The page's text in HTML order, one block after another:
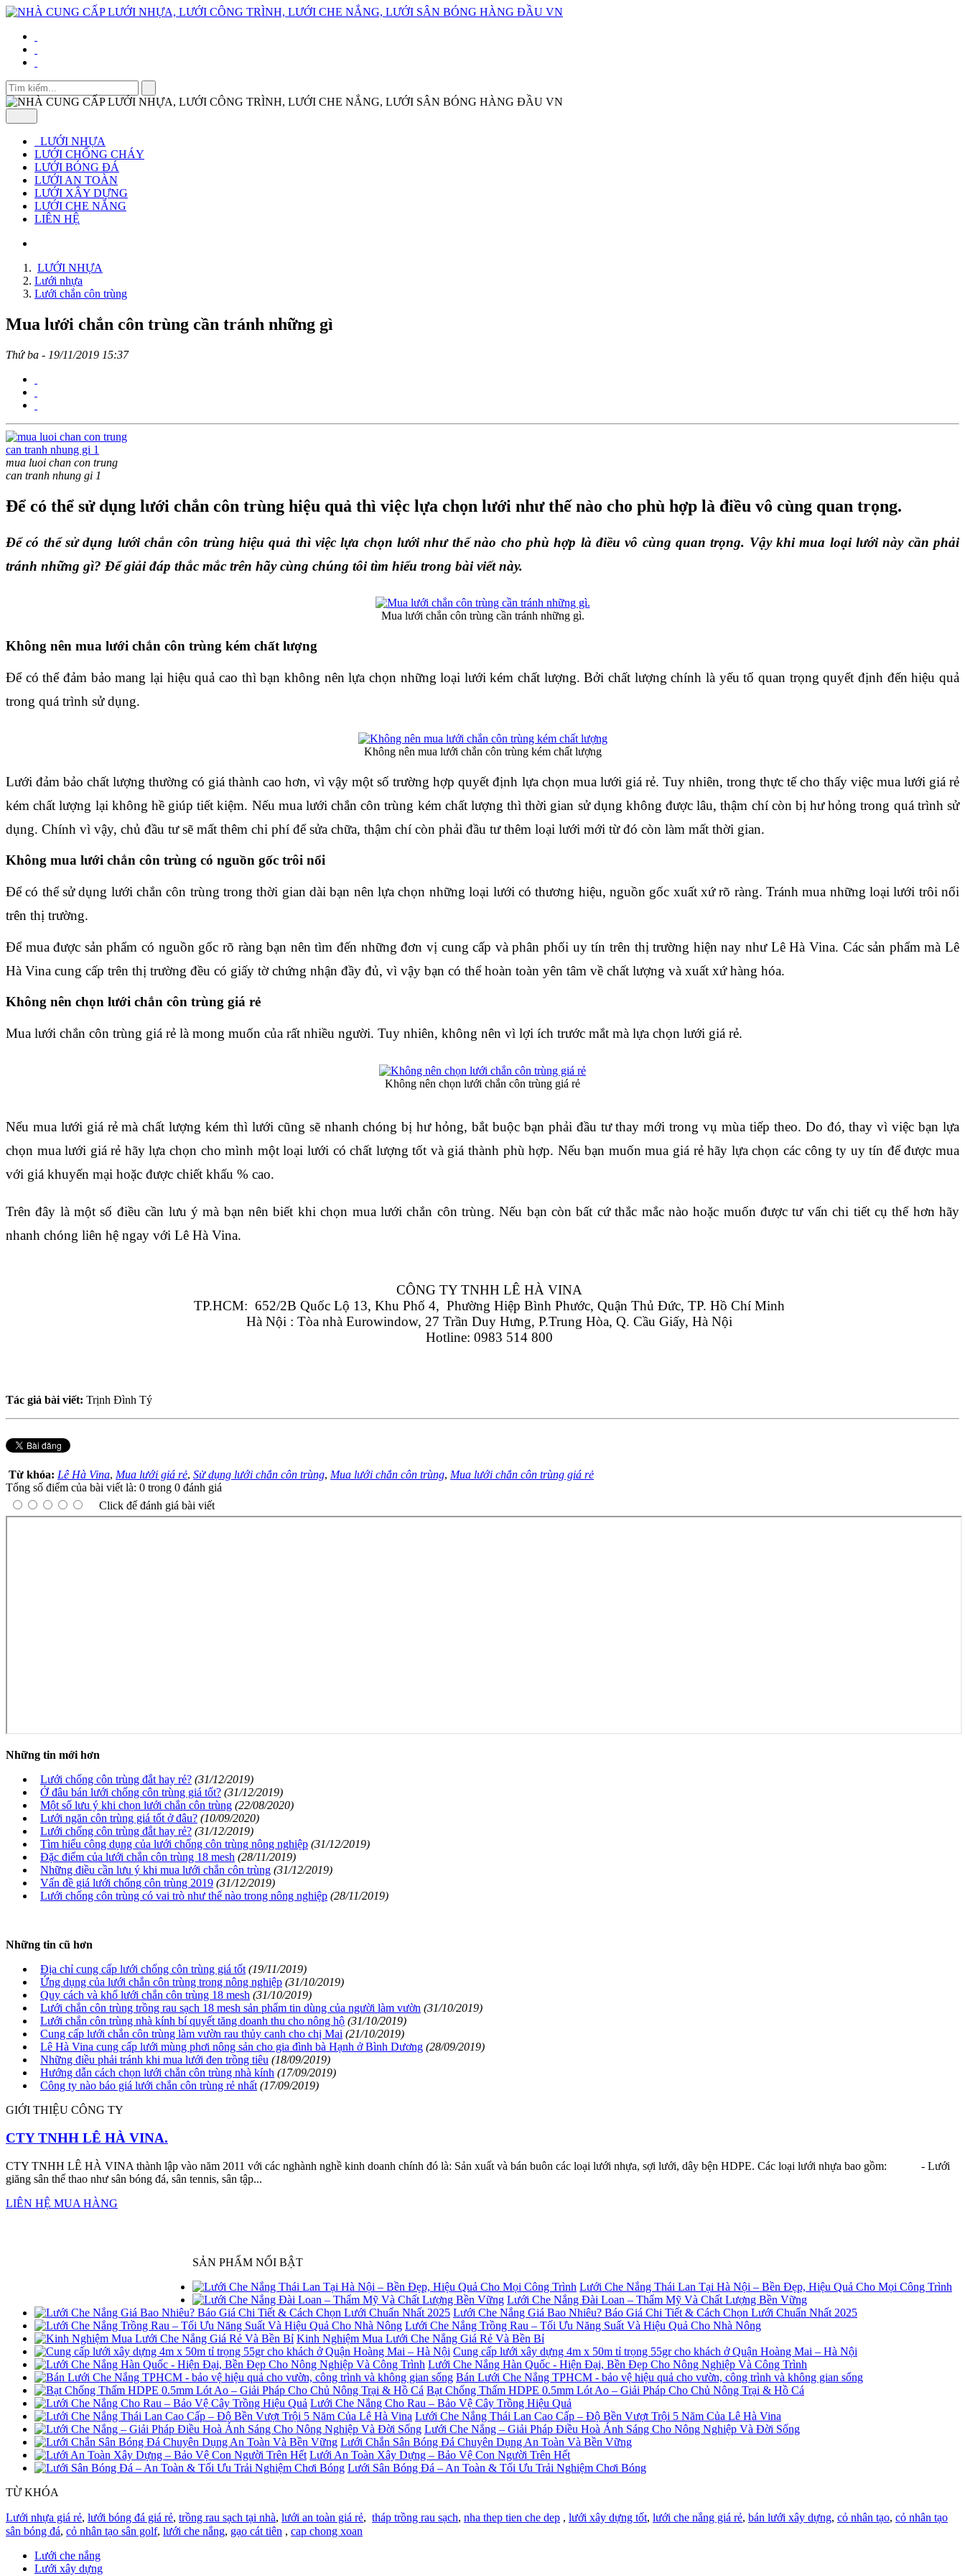
LƯỚI NHỰA
LƯỚI CHỐNG CHÁY
LƯỚI BÓNG ĐÁ
LƯỚI AN TOÀN
LƯỚI XÂY DỰNG
LƯỚI CHE NẮNG
LIÊN HỆ
LƯỚI NHỰA
Lưới nhựa
Lưới chắn côn trùng
Mua lưới chắn côn trùng cần tránh những gì
Thứ ba - 19/11/2019 15:37
mua luoi chan con trung
can tranh nhung gi 1
Để có thể sử dụng lưới chắn côn trùng hiệu quả thì việc lựa chọn lưới như thế nào cho phù hợp là điều vô cùng quan trọng.
Để có thể sử dụng lưới chắn côn trùng hiệu quả thì việc lựa chọn lưới như thế nào cho phù hợp là điều vô cùng quan trọng. Vậy khi mua loại lưới này cần phải
tránh những gì? Để giải đáp thắc mắc trên hãy cùng chúng tôi tìm hiểu trong bài viết này.
Mua lưới chắn côn trùng cần tránh những gì.
Không nên mua lưới chắn côn trùng kém chất lượng
Để có thể đảm bảo mang lại hiệu quả cao thì bạn không nên lựa chọn những loại lưới kém chất lượng. Bởi chất lượng chính là yếu tố quan trọng quyết định đến hiệu quả
trong quá trình sử dụng.
Không nên mua lưới chắn côn trùng kém chất lượng
Lưới đảm bảo chất lượng thường có giá thành cao hơn, vì vậy một số trường hợp quyết định lựa chọn mua lưới giá rẻ. Tuy nhiên, trong thực tế cho thấy việc mua lưới giá rẻ
kém chất lượng lại không hề giúp tiết kiệm. Nếu mua lưới chắn côn trùng kém chất lượng thì thời gian sử dụng không được lâu, thậm chí còn bị hư hỏng trong quá trình sử
dụng. Chính vì vậy, chủ đầu tư sẽ mất thêm chi phí để sửa chữa, thậm chí còn phải đầu tư thêm loại lưới mới từ đó còn làm mất thời gian.
Không mua lưới chắn côn trùng có nguồn gốc trôi nổi
Để có thể sử dụng lưới chắn côn trùng trong thời gian dài bạn nên lựa chọn những loại lưới có thương hiệu, nguồn gốc xuất xứ rõ ràng. Tránh mua những loại lưới trôi nổi
trên thị trường.
Để mua được sản phẩm có nguồn gốc rõ ràng bạn nên tìm đến những đơn vị cung cấp và phân phối uy tín trên thị trường hiện nay như Lê Hà Vina. Các sản phẩm mà Lê
Hà Vina cung cấp trên thị trường đều có giấy tờ chứng nhận đầy đủ, vì vậy bạn có thể hoàn toàn yên tâm về chất lượng và xuất xứ hàng hóa.
Không nên chọn lưới chắn côn trùng giá rẻ
Mua lưới chắn côn trùng giá rẻ là mong muốn của rất nhiều người. Tuy nhiên, không nên vì lợi ích trước mắt mà lựa chọn lưới giá rẻ.
Không nên chọn lưới chắn côn trùng giá rẻ
Nếu mua lưới giá rẻ mà chất lượng kém thì lưới cũng sẽ nhanh chóng bị hư hỏng, bắt buộc bạn phải đầu tư thay mới trong vụ mùa tiếp theo. Do đó, thay vì việc bạn lựa
chọn mua lưới giá rẻ hãy lựa chọn cho mình một loại lưới có chất lượng tốt và giá thành phù hợp. Nếu bạn muốn mua giá rẻ hãy lựa chọn các công ty uy tín để được mua
với giá khuyến mại hoặc được chiết khấu % cao.
Trên đây là một số điều cần lưu ý mà bạn nên biết khi chọn mua lưới chắn côn trùng. Nếu bạn còn bất cứ thắc mắc nào hoặc muốn được tư vấn chi tiết cụ thể hơn hãy
nhanh chóng liên hệ ngay với Lê Hà Vina.
CÔNG TY TNHH LÊ HÀ VINA
TP.HCM:  652/2B Quốc Lộ 13, Khu Phố 4,  Phường Hiệp Bình Phước, Quận Thủ Đức, TP. Hồ Chí Minh
Hà Nội : Tòa nhà Eurowindow, 27 Trần Duy Hưng, P.Trung Hòa, Q. Cầu Giấy, Hà Nội
Hotline: 0983 514 800
Tác giả bài viết: Trịnh Đình Tý
Từ khóa: Lê Hà Vina, Mua lưới giá rẻ, Sử dụng lưới chắn côn trùng, Mua lưới chắn côn trùng, Mua lưới chắn côn trùng giá rẻ
Tổng số điểm của bài viết là: 0 trong 0 đánh giá
Click để đánh giá bài viết
Những tin mới hơn
Lưới chống côn trùng đắt hay rẻ? (31/12/2019)
Ở đâu bán lưới chống côn trùng giá tốt? (31/12/2019)
Một số lưu ý khi chọn lưới chắn côn trùng (22/08/2020)
Lưới ngăn côn trùng giá tốt ở đâu? (10/09/2020)
Lưới chống côn trùng đắt hay rẻ? (31/12/2019)
Tìm hiểu công dụng của lưới chống côn trùng nông nghiệp (31/12/2019)
Đặc điểm của lưới chắn côn trùng 18 mesh (28/11/2019)
Những điều cần lưu ý khi mua lưới chắn côn trùng (31/12/2019)
Vấn đề giá lưới chống côn trùng 2019 (31/12/2019)
Lưới chống côn trùng có vai trò như thế nào trong nông nghiệp (28/11/2019)
Những tin cũ hơn
Địa chỉ cung cấp lưới chống côn trùng giá tốt (19/11/2019)
Ứng dụng của lưới chắn côn trùng trong nông nghiệp (31/10/2019)
Quy cách và khổ lưới chắn côn trùng 18 mesh (31/10/2019)
Lưới chắn côn trùng trồng rau sạch 18 mesh sản phẩm tin dùng của người làm vườn (31/10/2019)
Lưới chắn côn trùng nhà kính bí quyết tăng doanh thu cho nông hộ (31/10/2019)
Cung cấp lưới chắn côn trùng làm vườn rau thủy canh cho chị Mai (21/10/2019)
Lê Hà Vina cung cấp lưới mùng phơi nông sản cho gia đình bà Hạnh ở Bình Dương (28/09/2019)
Những điều phải tránh khi mua lưới đen trồng tiêu (18/09/2019)
Hướng dẫn cách chọn lưới chắn côn trùng nhà kính (17/09/2019)
Công ty nào báo giá lưới chắn côn trùng rẻ nhất (17/09/2019)
GIỚI THIỆU CÔNG TY
CTY TNHH LÊ HÀ VINA.
CTY TNHH LÊ HÀ VINA thành lập vào năm 2011 với các nghành nghề kinh doanh chính đó là: Sản xuất và bán buôn các loại lưới nhựa, sợi lưới, dây bện HDPE. Các loại lưới nhựa bao gồm: - Lưới
giăng sân thể thao như sân bóng đá, sân tennis, sân tập...
LIÊN HỆ MUA HÀNG
SẢN PHẨM NỔI BẬT
Lưới Che Nắng Thái Lan Tại Hà Nội – Bền Đẹp, Hiệu Quả Cho Mọi Công Trình
Lưới Che Nắng Đài Loan – Thẩm Mỹ Và Chất Lượng Bền Vững
Lưới Che Nắng Giá Bao Nhiêu? Báo Giá Chi Tiết & Cách Chọn Lưới Chuẩn Nhất 2025
Lưới Che Nắng Trồng Rau – Tối Ưu Năng Suất Và Hiệu Quả Cho Nhà Nông
Kinh Nghiệm Mua Lưới Che Nắng Giá Rẻ Và Bền Bỉ
Cung cấp lưới xây dựng 4m x 50m tỉ trọng 55gr cho khách ở Quận Hoàng Mai – Hà Nội
Lưới Che Nắng Hàn Quốc - Hiện Đại, Bền Đẹp Cho Nông Nghiệp Và Công Trình
Bán Lưới Che Nắng TPHCM - bảo vệ hiệu quả cho vườn, công trình và không gian sống
Bạt Chống Thấm HDPE 0.5mm Lót Ao – Giải Pháp Cho Chủ Nông Trại & Hồ Cá
Lưới Che Nắng Cho Rau – Bảo Vệ Cây Trồng Hiệu Quả
Lưới Che Nắng Thái Lan Cao Cấp – Độ Bền Vượt Trội 5 Năm Của Lê Hà Vina
Lưới Che Nắng – Giải Pháp Điều Hoà Ánh Sáng Cho Nông Nghiệp Và Đời Sống
Lưới Chắn Sân Bóng Đá Chuyên Dụng An Toàn Và Bền Vững
Lưới An Toàn Xây Dựng – Bảo Vệ Con Người Trên Hết
Lưới Sân Bóng Đá – An Toàn & Tối Ưu Trải Nghiệm Chơi Bóng
TỪ KHÓA
Lưới nhựa giá rẻ, lưới bóng đá giá rẻ, trồng rau sạch tại nhà, lưới an toàn giá rẻ, tháp trồng rau sạch, nha thep tien che dep , lưới xây dựng tốt, lưới che nắng giá rẻ, bán lưới xây dựng, cỏ nhân tạo, cỏ nhân tạo
sân bóng đá, cỏ nhân tạo sân golf, lưới che nắng, gạo cát tiên , cap chong xoan
Lưới che nắng
Lưới xây dựng